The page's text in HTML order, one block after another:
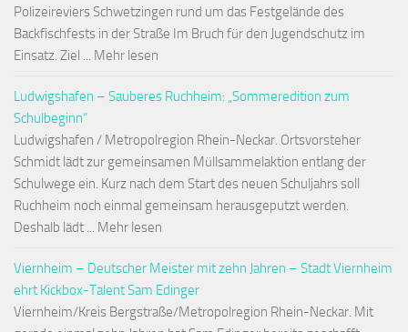
Polizeireviers Schwetzingen rund um das Festgelände des
Backfischfests in der Straße Im Bruch für den Jugendschutz im
Einsatz. Ziel ... Mehr lesen
Ludwigshafen – Sauberes Ruchheim: „Sommeredition zum
Schulbeginn“
Ludwigshafen / Metropolregion Rhein-Neckar. Ortsvorsteher
Schmidt lädt zur gemeinsamen Müllsammelaktion entlang der
Schulwege ein. Kurz nach dem Start des neuen Schuljahrs soll
Ruchheim noch einmal gemeinsam herausgeputzt werden.
Deshalb lädt ... Mehr lesen
Viernheim – Deutscher Meister mit zehn Jahren – Stadt Viernheim
ehrt Kickbox-Talent Sam Edinger
Viernheim/Kreis Bergstraße/Metropolregion Rhein-Neckar. Mit